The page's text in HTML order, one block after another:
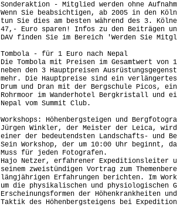
Sonderaktion - Mitglied werden ohne
Wenn Sie beabsichtigen, ab 2005 in den
tun Sie dies am besten während des 3.
47,- Euro sparen! Infos zu den Beiträgen
DAV finden Sie im Bereich 'Werden Sie
Tombola - für 1 Euro nach Nepal
Die Tombola mit Preisen im Gesamtwert
neben den 3 Hauptpreisen
mehr. Die Hauptpreise sind ein verlängertes
Drum und Dran mit der Bergschule Picos,
Rohrmoor im Wanderhotel Bergkristall und
Nepal vom Summit Club.
Workshops: Höhenbergsteigen und
Jürgen Winkler, der Meister der Leica,
einer der bedeutendsten Landschafts- und
Sein Workshop, der um 10:00 Uhr beginnt,
Muss für jeden Fotografen.
Hajo Netzer, erfahrener Expeditionsleiter
seinem zweistündigen Vortrag zum
längjährigen Erfahrungen berichten. Im
um die physikalischen und physiologischen
Erscheinungsformen der Höhenkrankheiten
Taktik des Höhenbergsteigens bei